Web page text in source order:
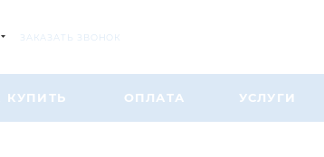
ЗАКАЗАТЬ ЗВОНОК
КУПИТЬ ОПЛАТА УСЛУГИ